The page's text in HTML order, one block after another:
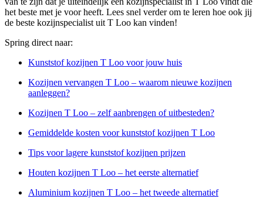
het beste met je voor heeft. Lees snel verder om te leren hoe ook jij
de beste kozijnspecialist uit T Loo kan vinden!
Spring direct naar:
Kunststof kozijnen T Loo voor jouw huis
Kozijnen vervangen T Loo – waarom nieuwe kozijnen
aanleggen?
Kozijnen T Loo – zelf aanbrengen of uitbesteden?
Gemiddelde kosten voor kunststof kozijnen T Loo
Tips voor lagere kunststof kozijnen prijzen
Houten kozijnen T Loo – het eerste alternatief
Aluminium kozijnen T Loo – het tweede alternatief